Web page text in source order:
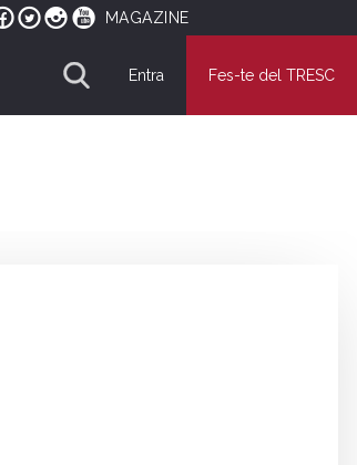
MAGAZINE
Entra Fes-te del TRESC